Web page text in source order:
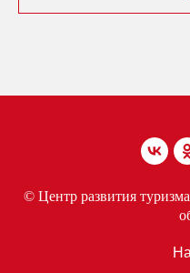
© Центр развития